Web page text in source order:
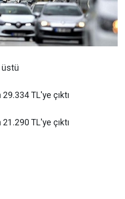
üstü
TL'ye çıktı
TL'ye çıktı